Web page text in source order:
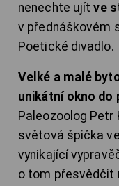
nenechte ujítve
v přednáškovém
Poetické divadlo.
Velké a malé
unikátní okno do
Paleozoolog Petr
světová špička
vynikající
o tom přesvědčit